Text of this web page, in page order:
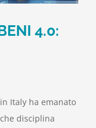
4.0:
Italy ha emanato
disciplina